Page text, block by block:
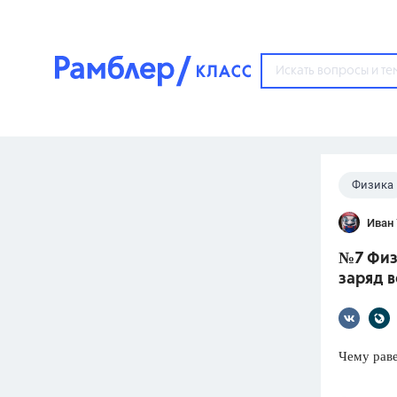
Популярные темы
ГДЗ
ОГЭ
Физика
Иван
№7
заряд
Чему